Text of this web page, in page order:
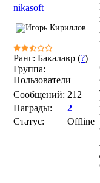
nikasoft
Ранг: Бакалавр (?)
Группа:
Пользователи
Сообщений: 212
Награды:
2
Статус:
Offline